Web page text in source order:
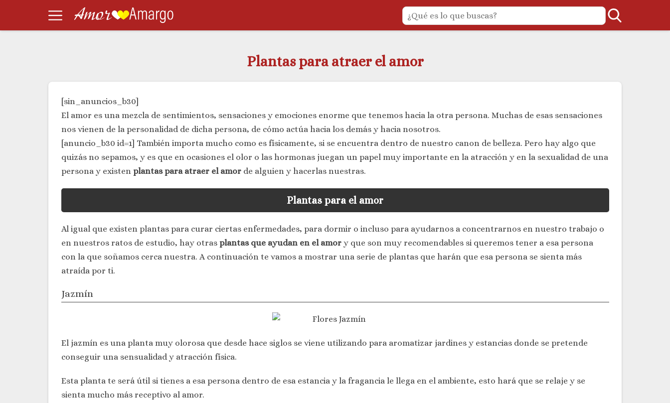
Plantas para atraer el amor
[sin_anuncios_b30]
El amor es una mezcla de sentimientos, sensaciones y emociones enorme que tenemos hacia la otra persona. Muchas de esas sensaciones
nos vienen de la personalidad de dicha persona, de cómo actúa hacia los demás y hacia nosotros.
[anuncio_b30 id=1] También importa mucho como es físicamente, si se encuentra dentro de nuestro canon de belleza. Pero hay algo que
quizás no sepamos, y es que en ocasiones el olor o las hormonas juegan un papel muy importante en la atracción y en la sexualidad de una
persona y existen plantas para atraer el amorde alguien y hacerlas nuestras.
Plantas para el amor
Al igual que existen plantas para curar ciertas enfermedades, para dormir o incluso para ayudarnos a concentrarnos en nuestro trabajo o
en nuestros ratos de estudio, hay otras plantas que ayudan en el amory que son muy recomendables si queremos tener a esa persona
con la que soñamos cerca nuestra. A continuación te vamos a mostrar una serie de plantas que harán que esa persona se sienta más
atraída por ti.
Jazmín
El jazmín es una planta muy olorosa que desde hace siglos se viene utilizando para aromatizar jardines y estancias donde se pretende
conseguir una sensualidad y atracción física.
Esta planta te será útil si tienes a esa persona dentro de esa estancia y la fragancia le llega en el ambiente, esto hará que se relaje y se
sienta mucho más receptivo al amor.